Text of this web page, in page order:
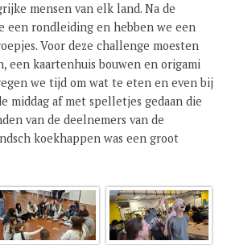
mensen van elk land. Na de
een rondleiding en hebben we een
Voor deze challenge moesten
een kaartenhuis bouwen en origami
we tijd om wat te eten en even bij
middag af met spelletjes gedaan die
van de deelnemers van de
koekhappen was een groot